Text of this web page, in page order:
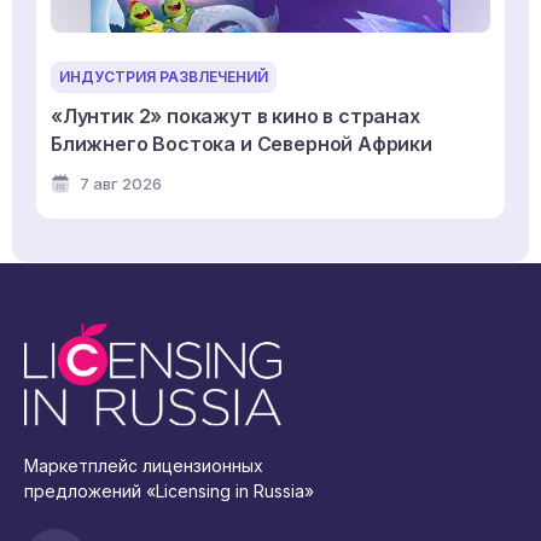
ИНДУСТРИЯ РАЗВЛЕЧЕНИЙ
«Лунтик 2» покажут в кино в странах
Ближнего Востока и Северной Африки
7 авг 2026
Маркетплейс лицензионных
предложений «Licensing in Russia»